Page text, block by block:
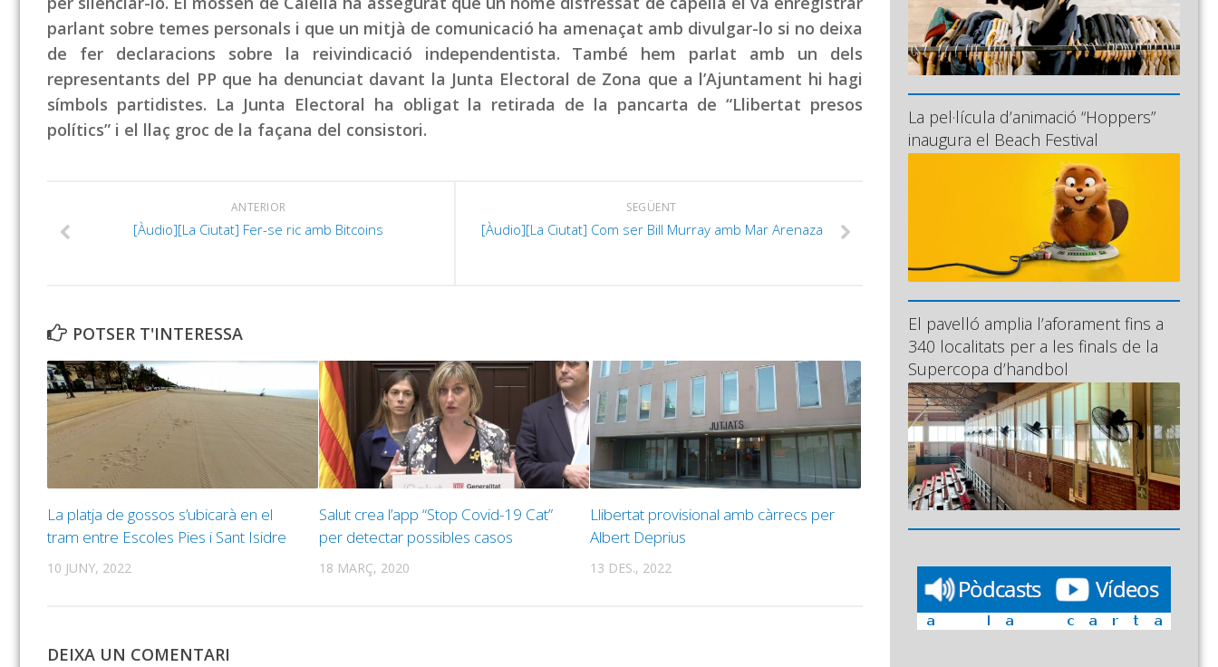
parlant sobre temes personals i que un mitjà de comunicació ha amenaçat amb divulgar-lo si no deixa
de fer declaracions sobre la reivindicació independentista. També hem parlat amb un dels
representants del PP que ha denunciat davant la Junta Electoral de Zona que a l’Ajuntament hi hagi
símbols partidistes. La Junta Electoral ha obligat la retirada de la pancarta de “Llibertat presos
polítics” i el llaç groc de la façana del consistori.
SEGÜENT
[Àudio][La Ciutat] Com ser Bill Murray amb Mar Arenaza
ANTERIOR
[Àudio][La Ciutat] Fer-se ric amb Bitcoins
POTSER T'INTERESSA
La platja de gossos s’ubicarà en el
tram entre Escoles Pies i Sant Isidre
10 JUNY, 2022
Salut crea l’app “Stop Covid-19 Cat”
per detectar possibles casos
18 MARÇ, 2020
Llibertat provisional amb càrrecs per
Albert Deprius
13 DES., 2022
DEIXA UN COMENTARI
La pel·lícula d’animació “Hoppers”
inaugura el Beach Festival
El pavelló amplia l’aforament fins a
340 localitats per a les finals de la
Supercopa d’handbol